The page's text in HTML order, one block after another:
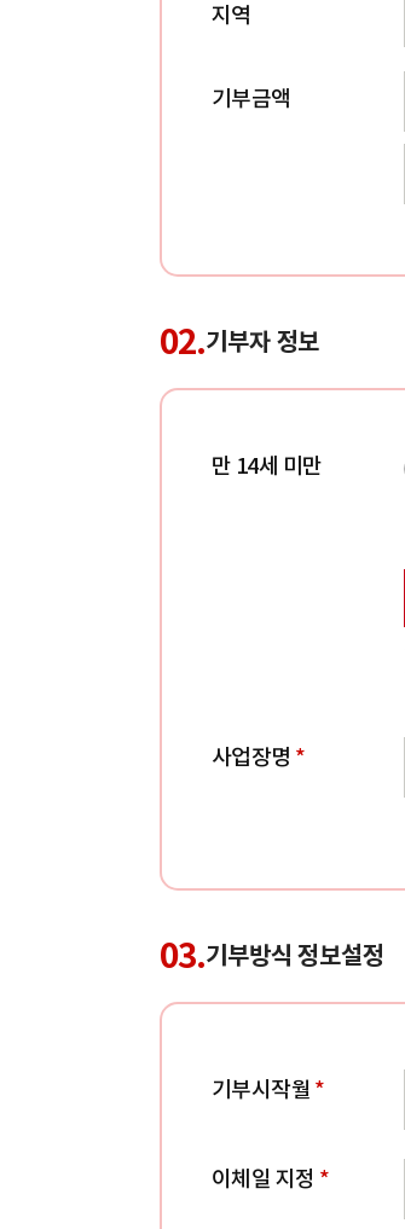
지역
기부금액
02.기부자 정보
만 14세 미만
사업장명 *
03.기부방식 정보설정
기부시작월 *
이체일 지정 *